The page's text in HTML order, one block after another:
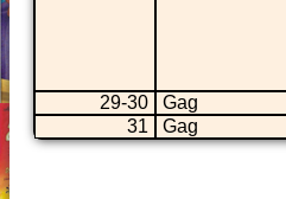
29-30 Gag
31
Gag